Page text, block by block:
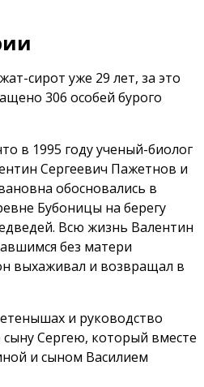
сирот уже 29 лет, за это
306 особей бурого
в 1995 году ученый-биолог
Сергеевич Пажетнов и
обосновались в
Бубоницы на берегу
Всю жизнь Валентин
без матери
выхаживал и возвращал в
и руководство
Сергею, который вместе
и сыном Василием